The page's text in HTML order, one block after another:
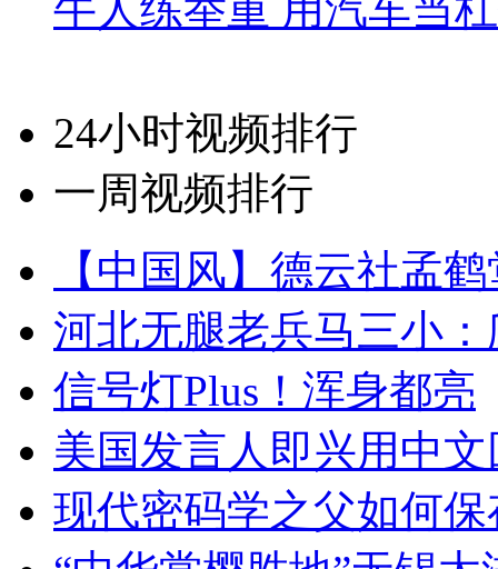
24小时视频排行
一周视频排行
【中国风】德云社孟
河北无腿老兵马三小
信号灯Plus！浑身都亮
美国发言人即兴用中
现代密码学之父如何